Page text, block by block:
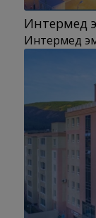
Интермед
Интермед